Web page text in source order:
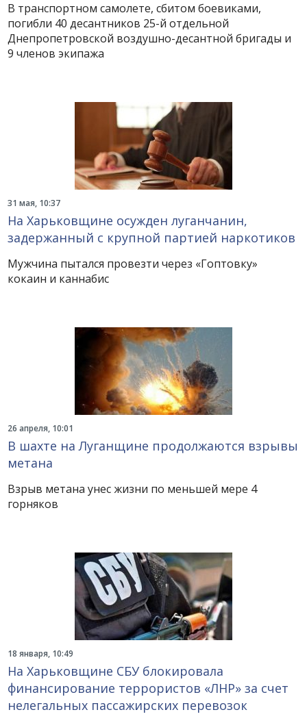
В транспортном самолете, сбитом боевиками,
погибли 40 десантников 25-й отдельной
Днепропетровской воздушно-десантной бригады и
9 членов экипажа
31 мая, 10:37
На Харьковщине осужден луганчанин,
задержанный с крупной партией наркотиков
Мужчина пытался провезти через «Гоптовку»
кокаин и каннабис
26 апреля, 10:01
В шахте на Луганщине продолжаются взрывы
метана
Взрыв метана унес жизни по меньшей мере 4
горняков
18 января, 10:49
На Харьковщине СБУ блокировала
финансирование террористов «ЛНР» за счет
нелегальных пассажирских перевозок